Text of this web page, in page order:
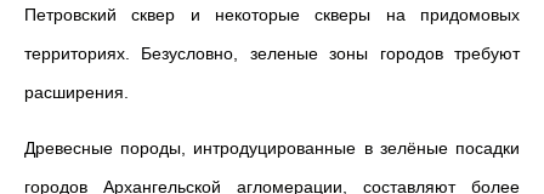
Петровский сквер и некоторые скверы на придомовых
территориях. Безусловно, зеленые зоны городов требуют
расширения.
Древесные породы, интродуцированные в зелёные посадки
городов Архангельской агломерации, составляют более